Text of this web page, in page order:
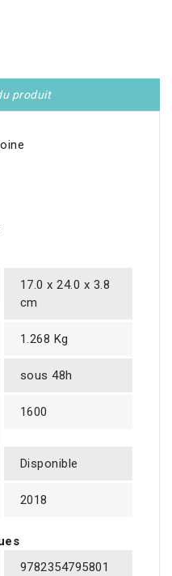
produit
17.0 x 24.0 x 3.8
cm
1.268 Kg
sous 48h
1600
Disponible
2018
9782354795801